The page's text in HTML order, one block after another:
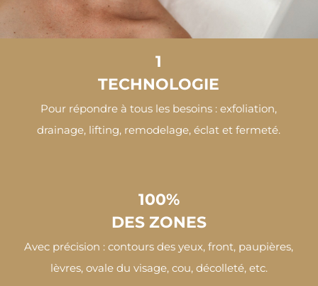
1
TECHNOLOGIE
Pour répondre à tous les besoins : exfoliation,
drainage, lifting, remodelage, éclat et fermeté.
100%
DES ZONES
Avec précision : contours des yeux, front, paupières,
lèvres, ovale du visage, cou, décolleté, etc.